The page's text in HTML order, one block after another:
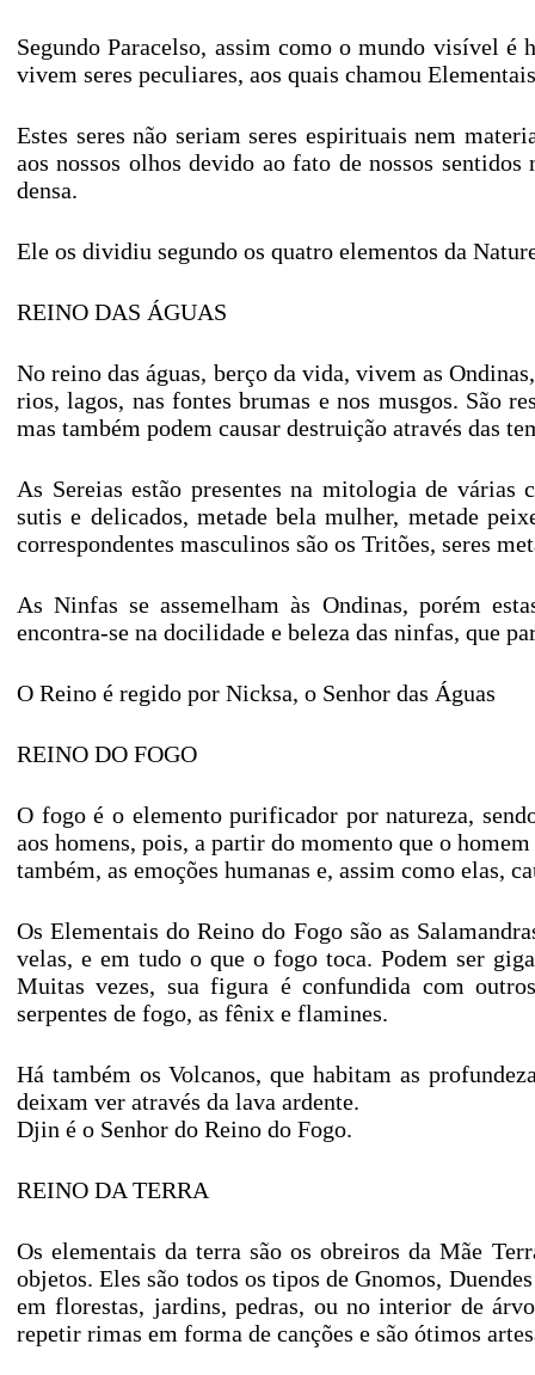
Segundo Paracelso, assim como o mundo visível
vivem seres peculiares, aos quais chamou
Estes seres não seriam seres espirituais nem
aos nossos olhos devido ao fato de nossos
densa.
Ele os dividiu segundo os quatro elementos da
REINO DAS ÁGUAS
No reino das águas, berço da vida, vivem as
rios, lagos, nas fontes brumas e nos musgos. São
mas também podem causar destruição através das
As Sereias estão presentes na mitologia de várias
sutis e delicados, metade bela mulher, metade
correspondentes masculinos são os Tritões, seres
As Ninfas se assemelham às Ondinas, porém
encontra-se na docilidade e beleza das ninfas, que
O Reino é regido por Nicksa, o Senhor das Águas
REINO DO FOGO
O fogo é o elemento purificador por natureza,
aos homens, pois, a partir do momento que o
também, as emoções humanas e, assim como elas,
Os Elementais do Reino do Fogo são as
velas, e em tudo o que o fogo toca. Podem ser
Muitas vezes, sua figura é confundida com
serpentes de fogo, as fênix e flamines.
Há também os Volcanos, que habitam as
deixam ver através da lava ardente.
Djin é o Senhor do Reino do Fogo.
REINO DA TERRA
Os elementais da terra são os obreiros da Mãe
objetos. Eles são todos os tipos de Gnomos,
em florestas, jardins, pedras, ou no interior de
repetir rimas em forma de canções e são ótimos